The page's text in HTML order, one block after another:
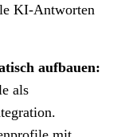
KI-Antworten
aufbauen:
als